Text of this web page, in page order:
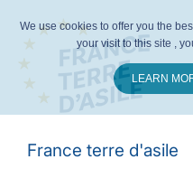
France terre d'asile
We use cookies to offer you the
your visit to this site ,
LEARN